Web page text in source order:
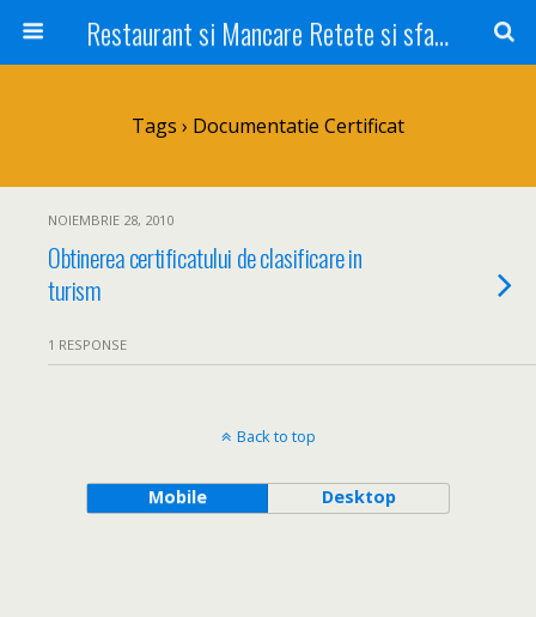
Restaurant si Mancare Retete si sfaturi Picant bun si rapid
Tags › Documentatie Certificat
NOIEMBRIE 28, 2010
Obtinerea certificatului de clasificare in
turism
1 RESPONSE
Back to top
Mobile Desktop